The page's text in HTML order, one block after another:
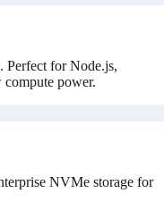
Perfect for Node.js,
power.
NVMe storage for